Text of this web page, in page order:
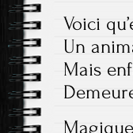
Voici
Un
Mais